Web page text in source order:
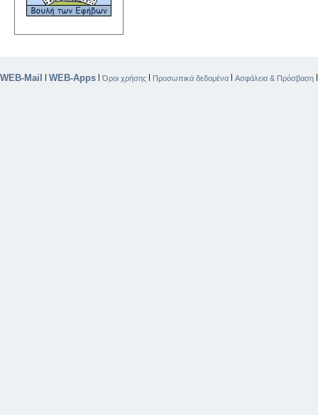
WEB-Mail WEB-Apps |Όροι χρήσης Προσωπικά δεδομένα Ασφάλεια & Πρόσβαση